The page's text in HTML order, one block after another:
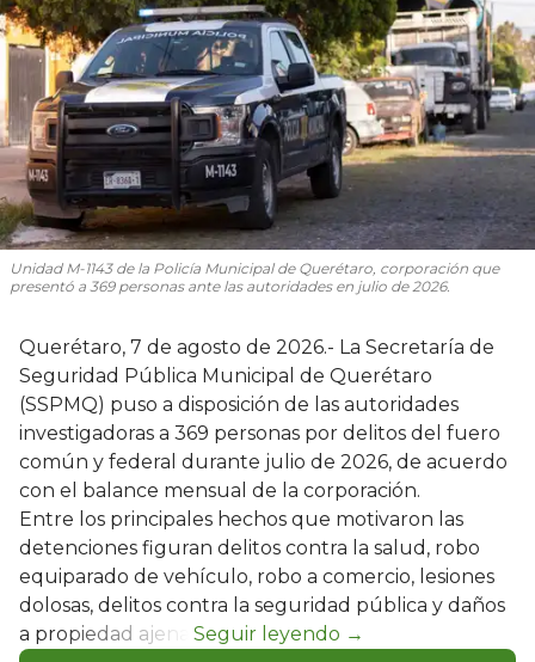
Unidad M-1143 de la Policía Municipal de Querétaro, corporación que
presentó a 369 personas ante las autoridades en julio de 2026.
Querétaro, 7 de agosto de 2026.- La Secretaría de
Seguridad Pública Municipal de Querétaro
(SSPMQ) puso a disposición de las autoridades
investigadoras a 369 personas por delitos del fuero
común y federal durante julio de 2026, de acuerdo
con el balance mensual de la corporación.
Entre los principales hechos que motivaron las
detenciones figuran delitos contra la salud, robo
equiparado de vehículo, robo a comercio, lesiones
dolosas, delitos contra la seguridad pública y daños
a propiedad ajena.